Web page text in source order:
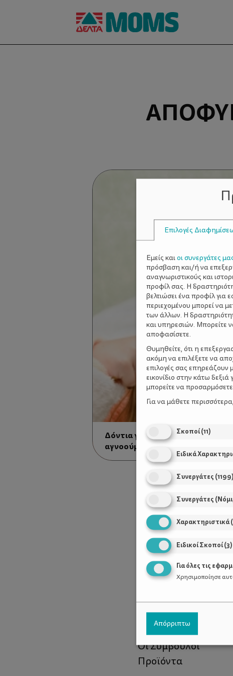
Δόντια γερά. Γνωστά πράγματα
αγνοούμε!
Χρήσιμοι Σύνδεσμοι
Τι είναι το ΔΕΛΤΑ
Οι Σύμβουλοι
Προϊόντα
Επιλογές
Εμείς καιοι συνεργάτες
πρόσβαση και/ή να
αναγνωριστικούς και
προφίλ σας. Η
βελτιώσει ένα προφίλ για
περιεχομένου μπορεί να
των άλλων. Η
και υπηρεσιών. Μπορείτε
αποφασίσετε.
Θυμηθείτε, ότι η
ακόμη να επιλέξετε να
επιλογές σας επηρεάζουν
εικονίδιο στην κάτω
μπορείτε να προσαρμόσετε
Για να μάθετε
Σκοποί(11)
Ειδικά
Συνεργάτες (1199)
Συνεργάτες
Χαρακτηριστικά(
Ειδικοί Σκοποί(3)
Για όλες τις
Χρησιμοποίησε
Απόρριπτω